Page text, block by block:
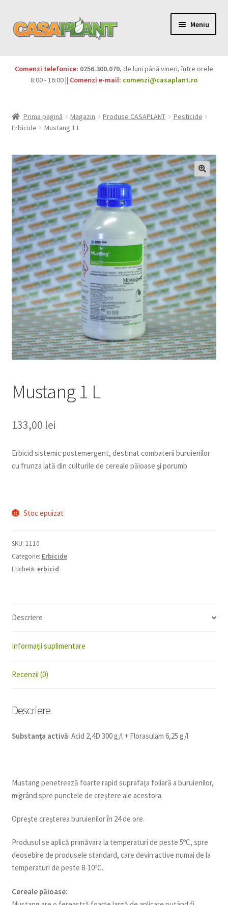
Meniu
Pesticide
copil
Produse BIO
Igienă publică
Casa și grădina
Extinde
meniul
copil
Sere și solarii
Extinde
meniul
copil
Comenzi telefonice: 0256.300.070, de luni până vineri, între orele
8:00 - 16:00 || Comenzi e-mail: comenzi@casaplant.ro
Prima pagină Magazin Produse CASAPLANT
Pesticide
Erbicide
Mustang 1 L
Mustang 1 L
133,00 lei
Erbicid sistemic postemergent, destinat combaterii buruienilor
cu frunza lată din culturile de cereale păioase şi porumb
Stoc epuizat
SKU: 1110
Categorie: Erbicide
Etichetă: erbicid
Descriere
Informații suplimentare
Recenzii (0)
Descriere
Substanţa activă: Acid 2,4D 300 g/l + Florasulam 6,25 g/l
Mustang penetrează foarte rapid suprafaţa foliară a buruienilor,
migrând spre punctele de creştere ale acestora.
Opreşte creşterea buruienilor în 24 de ore.
Produsul se aplică primăvara la temperaturi de peste 5ºC, spre
deosebire de produsele standard, care devin active numai de la
temperaturi de peste 8-10ºC.
Cereale păioase: